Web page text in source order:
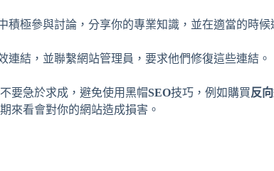
積極參與討論，分享你的專業知識，並在適當的時候
連結，並聯繫網站管理員，要求他們修復這些連結。
要急於求成，避免使用黑帽SEO技巧，例如購買反
期來看會對你的網站造成損害。